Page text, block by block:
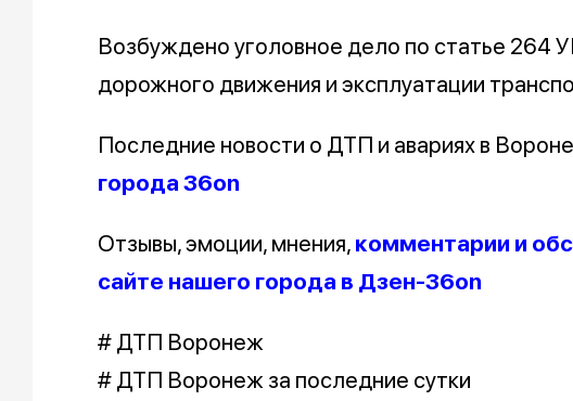
Возбуждено уголовное дело по статье 264
дорожного движения и эксплуатации
Последние новости о ДТП и авариях в
города 36on
Отзывы, эмоции, мнения, комментарии и
сайте нашего города в Дзен-36on
# ДТП Воронеж
# ДТП Воронеж за последние сутки